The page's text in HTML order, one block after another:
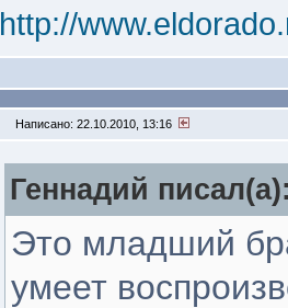
http://
Написано: 22.10.2010, 13:16
Геннадий
Это младший
умеет